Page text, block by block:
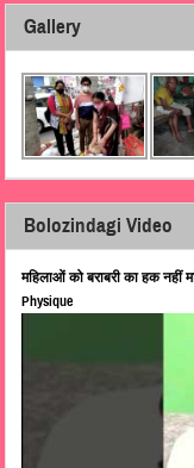
Gallery
Bolozindagi Video
महिलाओं को बराबरी का हक नहीं
Physique